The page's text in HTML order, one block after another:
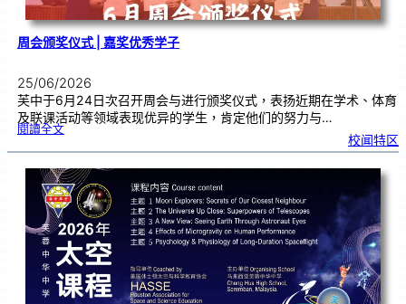
周会颁奖仪式 | 嘉奖优秀学子
25/06/2026
芙中于6月24日次召开周会与进行颁奖仪式，表扬近期在学术、体育
及联课活动等领域表现优异的学生，肯定他们的努力与…
閱讀全文:周
奖
式
|嘉
奖
优
秀
学
子
校闻特区